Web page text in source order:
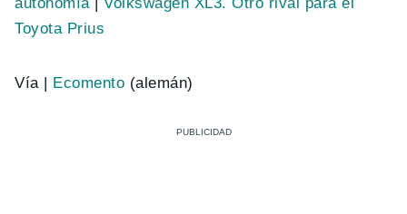
Toyota Prius
Vía | Ecomento (alemán)